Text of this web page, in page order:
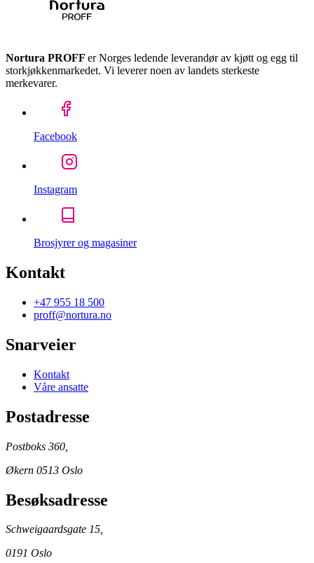
Nortura PROFF er Norges ledende leverandør av kjøtt og egg til
storkjøkkenmarkedet. Vi leverer noen av landets sterkeste
merkevarer.
Facebook
Instagram
Brosjyrer og magasiner
Kontakt
+47 955 18 500
proff@nortura.no
Snarveier
Kontakt
Våre ansatte
Postadresse
Postboks 360,
Økern 0513 Oslo
Besøksadresse
Schweigaardsgate 15,
0191 Oslo